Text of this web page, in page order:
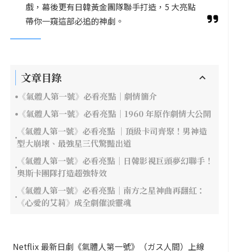
戲，幕後更有日韓黃金團隊聯手打造，5 大亮點
帶你一窺這部必追的神劇。
文章目錄
《氣體人第一號》必看亮點｜劇情簡介
《氣體人第一號》必看亮點｜1960 年原作劇情大公開
《氣體人第一號》必看亮點 ｜頂級卡司齊聚！男神造
型大崩壞、最強星三代驚豔出道
《氣體人第一號》必看亮點｜日韓影視巨頭夢幻聯手！
奧斯卡團隊打造超強特效
《氣體人第一號》必看亮點｜南方之星神曲再翻紅：
《心愛的艾莉》成全劇催淚靈魂
Netflix 最新日劇《氣體人第一號》（ガス人間）上線